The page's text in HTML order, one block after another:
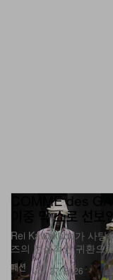
패션
이중 막 쇼로 선
Rei Kawakubo가 사
즈의 전설적인 귀환으
Jun 27, 2026